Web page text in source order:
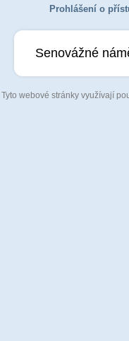
Prohlášení o
Senovážné
Tyto webové stránky využívají